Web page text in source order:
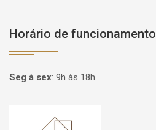
Horário de funcionamento
Seg à sex: 9h às 18h
Página inicial